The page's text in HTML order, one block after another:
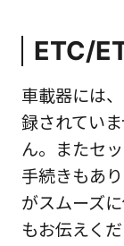
ETC/
車載器には
録されてい
ん。またセ
手続きもあ
がスムーズ
もお伝えくだ